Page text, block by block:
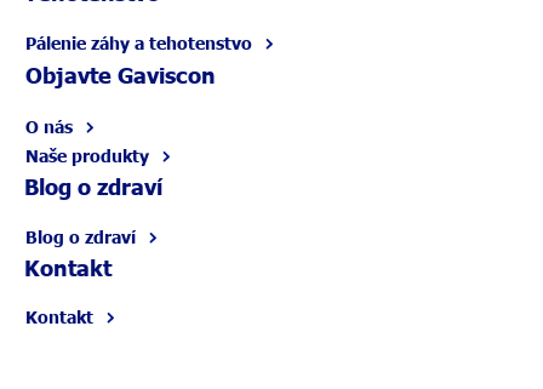
Pálenie záhy a tehotenstvo
Objavte Gaviscon
O nás
Naše produkty
Blog o zdraví
Blog o zdraví
Kontakt
Kontakt